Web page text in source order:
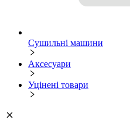
Сушильні машини
Аксесуари
Уцінені товари